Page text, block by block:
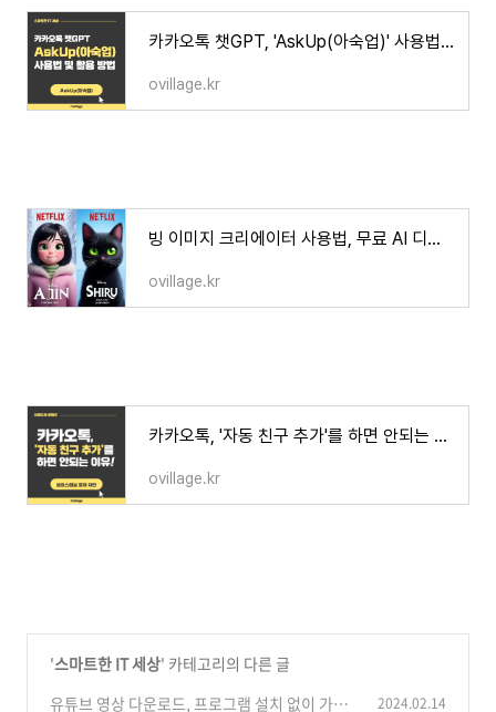
카카오톡 챗GPT, 'AskUp(아숙업)' 사용법 및 활용 방법
ovillage.kr
빙 이미지 크리에이터 사용법, 무료 AI 디즈니 영화 포스터 만들기!
ovillage.kr
카카오톡, '자동 친구 추가'를 하면 안되는 이유!(보이스피싱 문자 차단)
ovillage.kr
'스마트한 IT 세상' 카테고리의 다른 글
유튜브 영상 다운로드, 프로그램 설치 없이 가장
2024.02.14